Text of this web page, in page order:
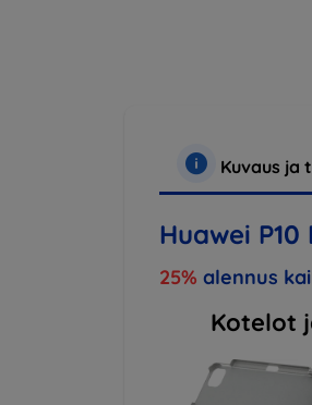
Kuvaus ja
Huawei
25% alennus
Kotelot